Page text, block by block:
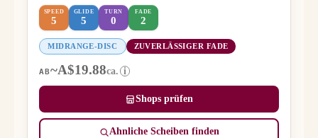
SPEED
5
GLIDE
5
TURN
0
FADE
2
MIDRANGE-DISC ZUVERLÄSSIGER FADE
AB~A$19.88ca. i
Shops prüfen
Ähnliche Scheiben finden